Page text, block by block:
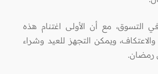
التسوق، مع أن الأولى اغتنام هذه
ويمكن التجهز للعيد وشراء
رمضان.